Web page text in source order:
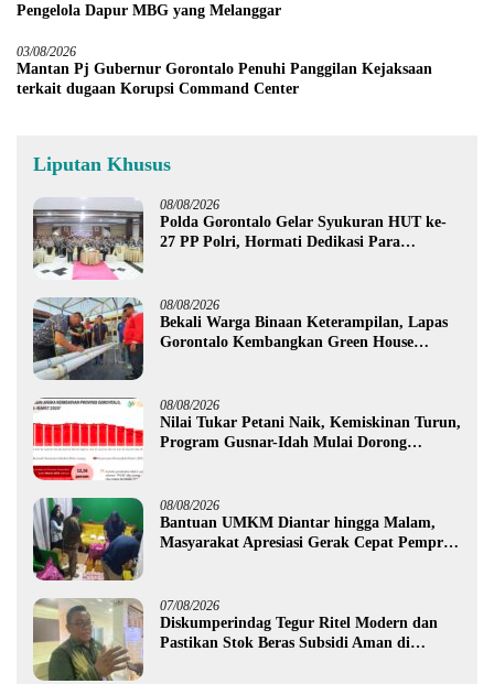
Pengelola Dapur MBG yang Melanggar
03/08/2026
Mantan Pj Gubernur Gorontalo Penuhi Panggilan Kejaksaan
terkait dugaan Korupsi Command Center
Liputan Khusus
08/08/2026
Polda Gorontalo Gelar Syukuran HUT ke-
27 PP Polri, Hormati Dedikasi Para
08/08/2026
Bekali Warga Binaan Keterampilan, Lapas
Gorontalo Kembangkan Green House
08/08/2026
Nilai Tukar Petani Naik, Kemiskinan Turun,
Program Gusnar-Idah Mulai Dorong
08/08/2026
Bantuan UMKM Diantar hingga Malam,
Masyarakat Apresiasi Gerak Cepat Pemprov
07/08/2026
Diskumperindag Tegur Ritel Modern dan
Pastikan Stok Beras Subsidi Aman di